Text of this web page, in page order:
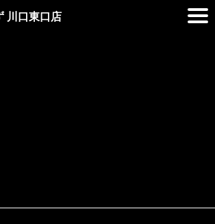
川口東口店